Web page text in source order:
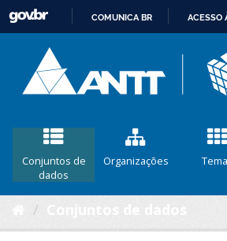
CONTEÚDO
COMUNICA BR ACESSO
Conjuntos de
dados
Organizações